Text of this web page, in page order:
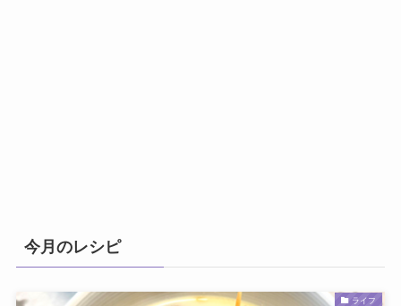
今月のレシピ
ライフ